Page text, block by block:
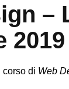
–
corso di Web